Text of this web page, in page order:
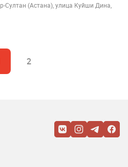
Султан (Астана), улица Куйши Дина,
2